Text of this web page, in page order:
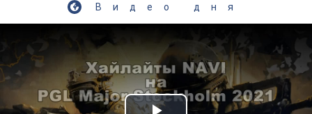
Видео дня